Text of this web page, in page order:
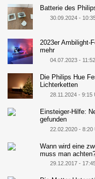
Batterie des
30.09.2024 -
2023er Ambilight-
mehr
04.07.2023 -
Die Philips Hue
Lichterketten
28.11.2024 - 9:15
Einsteiger-Hilfe:
gefunden
22.02.2020 - 8:20
Wann wird eine
muss man
29.12.2017 -